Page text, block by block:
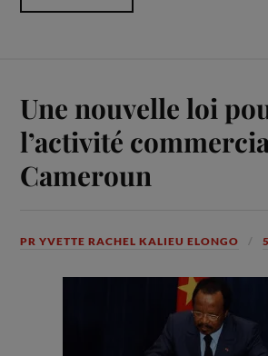
Une nouvelle loi
l’activité
Cameroun
PR YVETTE RACHEL KALIEU ELONGO